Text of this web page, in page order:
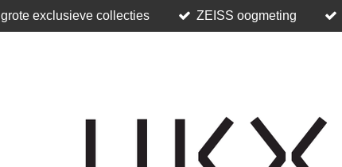
grote exclusieve collecties ZEISS oogmeting